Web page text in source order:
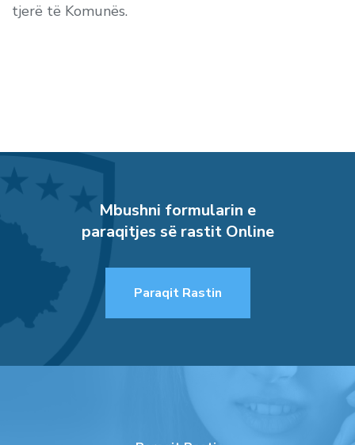
tjerë të Komunës.
Mbushni formularin e
paraqitjes së rastit Online
Paraqit Rastin